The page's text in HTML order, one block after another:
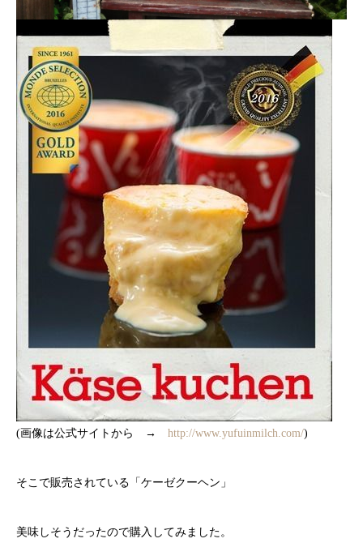
(画像は公式サイトから → http://www.yufuinmilch.com/)
そこで販売されている「ケーゼクーヘン」
美味しそうだったので購入してみました。